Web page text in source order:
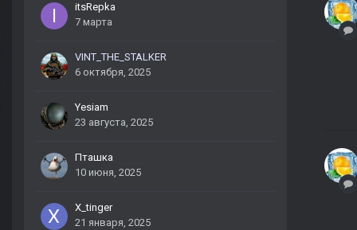
itsRepka
7 марта
VINT_THE_STALKER
6 октября, 2025
Yesiam
23 августа, 2025
Пташка
10 июня, 2025
X_tinger
21 января, 2025